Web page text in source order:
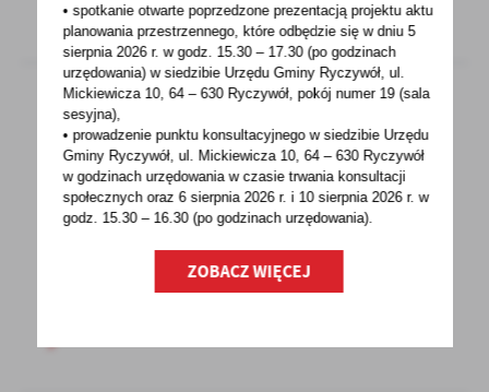
06 - 12 - 2022
Aplikacja mZUS
33 tys. razy ściągnięto już aplikację mobilną
mZUS. Umożliwia ona szybki dostęp do
• spotkanie otwarte poprzedzone prezentacją projektu aktu
planowania przestrzennego, które odbędzie się w dniu 5
sierpnia 2026 r.w godz. 15.30 – 17.30 (po godzinach
urzędowania) w siedzibie Urzędu Gminy Ryczywół, ul.
Mickiewicza 10, 64 – 630 Ryczywół, pokójnumer 19 (sala
sesyjna),
• prowadzenie punktu konsultacyjnego w siedzibie Urzędu
Gminy Ryczywół, ul. Mickiewicza 10, 64 – 630 Ryczywół
w godzinachurzędowania w czasie trwania konsultacji
społecznych oraz 6 sierpnia 2026 r. i 10 sierpnia 2026 r. w
godz. 15.30 – 16.30 (po godzinachurzędowania).
ZOBACZ WIĘCEJ